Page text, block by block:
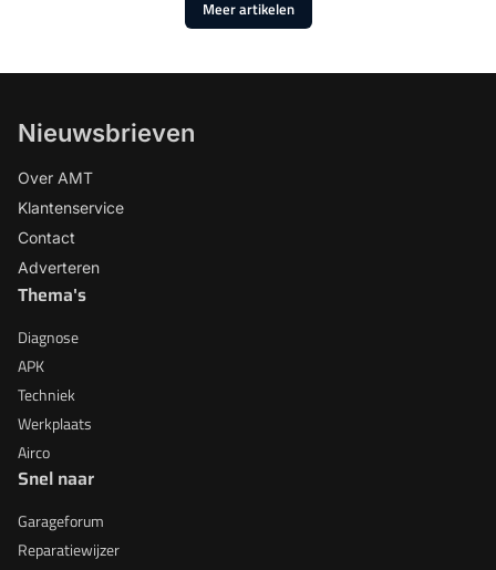
Meer artikelen
Nieuwsbrieven
Over AMT
Klantenservice
Contact
Adverteren
Thema's
Diagnose
APK
Techniek
Werkplaats
Airco
Snel naar
Garageforum
Reparatiewijzer